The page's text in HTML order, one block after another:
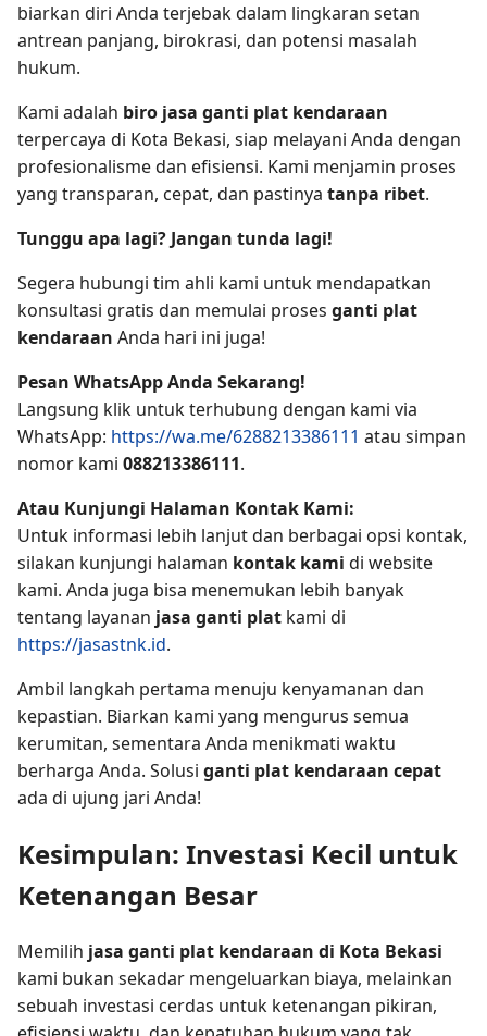
biarkan diri Anda terjebak dalam lingkaran setan
antrean panjang, birokrasi, dan potensi masalah
hukum.
Kami adalah biro jasa ganti plat kendaraan
terpercaya di Kota Bekasi, siap melayani Anda dengan
profesionalisme dan efisiensi. Kami menjamin proses
yang transparan, cepat, dan pastinya tanpa ribet.
Tunggu apa lagi? Jangan tunda lagi!
Segera hubungi tim ahli kami untuk mendapatkan
konsultasi gratis dan memulai proses ganti plat
kendaraan Anda hari ini juga!
Pesan WhatsApp Anda Sekarang!
Langsung klik untuk terhubung dengan kami via
WhatsApp: https://wa.me/6288213386111 atau simpan
nomor kami 088213386111.
Atau Kunjungi Halaman Kontak Kami:
Untuk informasi lebih lanjut dan berbagai opsi kontak,
silakan kunjungi halaman kontak kami di website
kami. Anda juga bisa menemukan lebih banyak
tentang layanan jasa ganti plat kami di
https://jasastnk.id.
Ambil langkah pertama menuju kenyamanan dan
kepastian. Biarkan kami yang mengurus semua
kerumitan, sementara Anda menikmati waktu
berharga Anda. Solusi ganti plat kendaraan cepat
ada di ujung jari Anda!
Kesimpulan: Investasi Kecil untuk
Ketenangan Besar
Memilih jasa ganti plat kendaraan di Kota Bekasi
kami bukan sekadar mengeluarkan biaya, melainkan
sebuah investasi cerdas untuk ketenangan pikiran,